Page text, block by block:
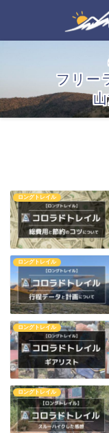
フリー
ロングトレイル
ロングトレイル
ロングトレイル
ロングトレイル